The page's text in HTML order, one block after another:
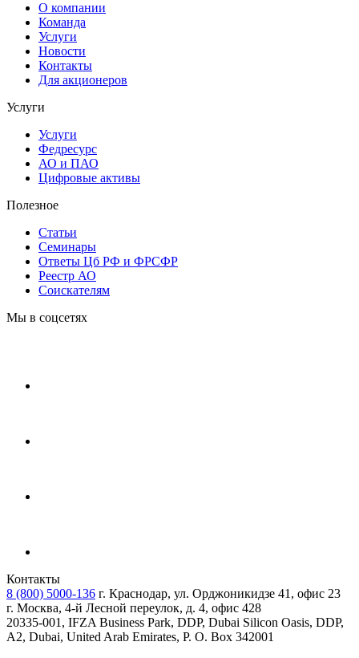
О компании
Команда
Услуги
Новости
Контакты
Для акционеров
Услуги
Услуги
Федресурс
АО и ПАО
Цифровые активы
Полезное
Статьи
Cеминары
Ответы Цб РФ и ФРСФР
Реестр АО
Соискателям
Мы в соцсетях
Контакты
8 (800) 5000-136 г. Краснодар, ул. Орджоникидзе 41, офис 23
г. Москва, 4-й Лесной переулок, д. 4, офис 428
20335-001, IFZA Business Park, DDP, Dubai Silicon Oasis, DDP,
A2, Dubai, United Arab Emirates, P. O. Box 342001